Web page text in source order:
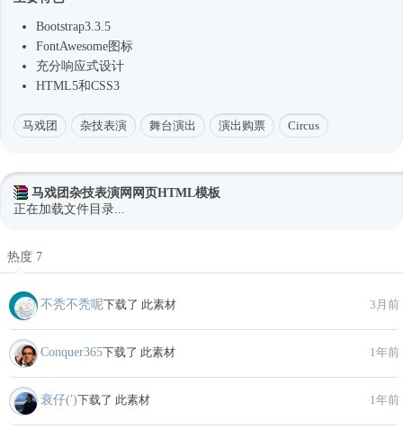
Bootstrap3.3.5
FontAwesome图标
充分响应式设计
HTML5和CSS3
马戏团 杂技表演 舞台演出 演出购票 Circus
马戏团杂技表演网网页HTML模板
正在加载文件目录...
热度 7
不秃不秃呢下载了 此素材 3月前
Conquer365下载了 此素材 1年前
衰仔(′)下载了 此素材 1年前